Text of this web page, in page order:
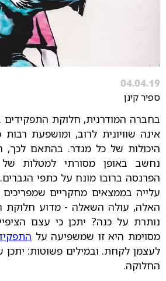
04.04.19
ספיר קינן
בחברה המודרנית, חלוקת התפקידים
אינה שוויונית לרוב, ומושפעת רבות
היכולות של כל מגדר. בהתאם לכך,
נחשב באופן מסורתי למטלות
הפרנסה ברובו מונח על כתפי
עלייה בממצאים מחקריים
האלה, עולה השאלה - מדוע חלוקת
נותרת על כנה? יתכן כי עצם
מסוימת היא זו שמשפיעה על
לעצמן לקחת. ובמילים פשוטות:
החלוקה.